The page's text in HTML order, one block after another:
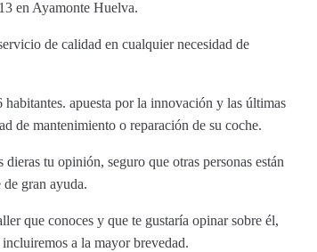
en Ayamonte Huelva.
de calidad en cualquier necesidad de
apuesta por la innovación y las últimas
de mantenimiento o reparación de su coche.
tu opinión, seguro que otras personas están
gran ayuda.
que conoces y que te gustaría opinar sobre él,
a la mayor brevedad.